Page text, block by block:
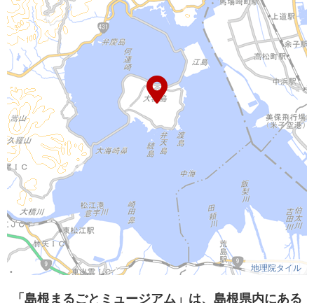
地理院タイル
「島根まるごとミュージアム」は、島根県内にある